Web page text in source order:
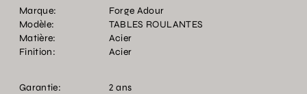
Marque:
Forge Adour
Modèle:
TABLES ROULANTES
Matière:
Acier
Finition:
Acier
Garantie:
2 ans